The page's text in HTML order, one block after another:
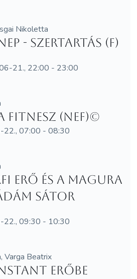
Nikoletta
- szertartás (F)
21., 22:00 - 23:00
Fitnesz (NEF)©
07:00 - 08:30
Erő és a MagUra
Sátor
09:30 - 10:30
Varga Beatrix
Erőbe